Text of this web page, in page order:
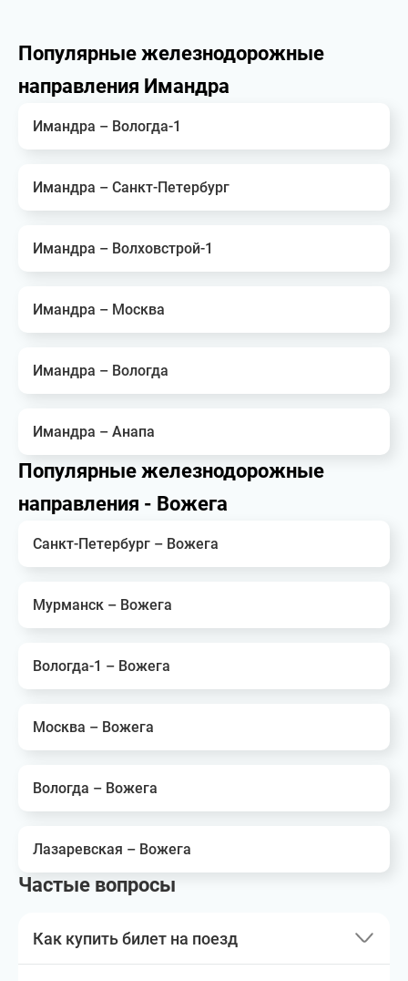
Популярные железнодорожные
направления Имандра
Имандра – Вологда-1
Имандра – Санкт-Петербург
Имандра – Волховстрой-1
Имандра – Москва
Имандра – Вологда
Имандра – Анапа
Популярные железнодорожные
направления - Вожега
Санкт-Петербург – Вожега
Мурманск – Вожега
Вологда-1 – Вожега
Москва – Вожега
Вологда – Вожега
Лазаревская – Вожега
Частые вопросы
Как купить билет на поезд